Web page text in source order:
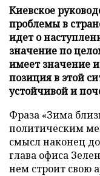
Киевское
проблемы в
идет о
значение по
имеет значение
позиция в этой
устойчивой и
Фраза «Зима
политическим
смысл наконец
глава офиса
нем строит свою